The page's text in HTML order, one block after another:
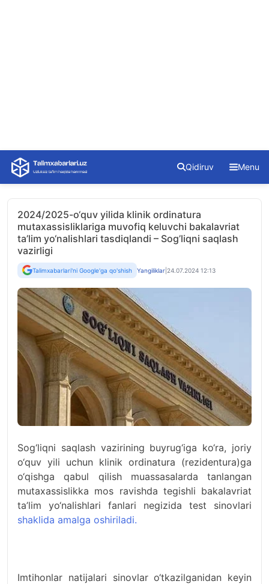
Skip
content
Qidiruv Menu
2024/2025-o‘quv yilida klinik ordinatura
mutaxassisliklariga muvofiq keluvchi bakalavriat
ta’lim yo‘nalishlari tasdiqlandi – Sog’liqni saqlash
vazirligi
Talimxabarlari'ni Google'ga qo'shish Yangiliklar 24.07.2024 12:13
Sog‘liqni saqlash vazirining buyrug‘iga ko‘ra, joriy
o‘quv yili uchun klinik ordinatura (rezidentura)ga
o‘qishga qabul qilish muassasalarda tanlangan
mutaxassislikka mos ravishda tegishli bakalavriat
ta’lim yo‘nalishlari fanlari negizida test sinovlari
shaklida amalga oshiriladi.
Imtihonlar natijalari sinovlar o‘tkazilganidan keyin